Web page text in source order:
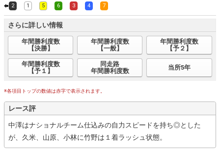
2 1 5 6 3 4 7
さらに詳しい情報
年間勝利度数
【決勝】
年間勝利度数
【一般】
年間勝利度数
【予２】
年間勝利度数
【予１】
同走路
年間勝利度数
当所5年
※各項目トップの数値は赤字で表示されます。
レース評
中澤はナショナルチーム仕込みの自力スピードを持ち◎とした
が、久米、山原、小林に竹野は１着ラッシュ状態。